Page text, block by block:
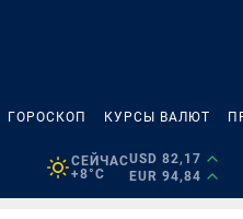
ГОРОСКОП КУРСЫ ВАЛЮТ
СЕЙЧАС
+8°C
USD 82,17
EUR 94,84